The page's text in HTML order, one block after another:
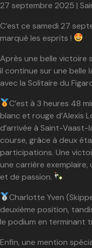
27 septembre 2025 |
C’est ce samedi 27
marqué les esprits !
Après une belle victoire
il continue sur une belle
avec la Solitaire du
C’est à 3 heures 48
blanc et rouge d’Alexis
d’arrivée à Saint-
course, grâce à deux
participations. Une
une carrière
et de passion.
Charlotte Yven
deuxième position,
le podium en terminant
Enfin, une mention